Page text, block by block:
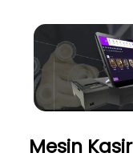
Mesin Kasir